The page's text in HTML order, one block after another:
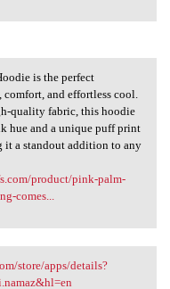
Hoodie is
is the perfect
and effortless cool.
quality fabric, this hoodie
hue and a unique puff print
it a standout addition to any
product/pink-palm-
comes...
store
store/apps/details?